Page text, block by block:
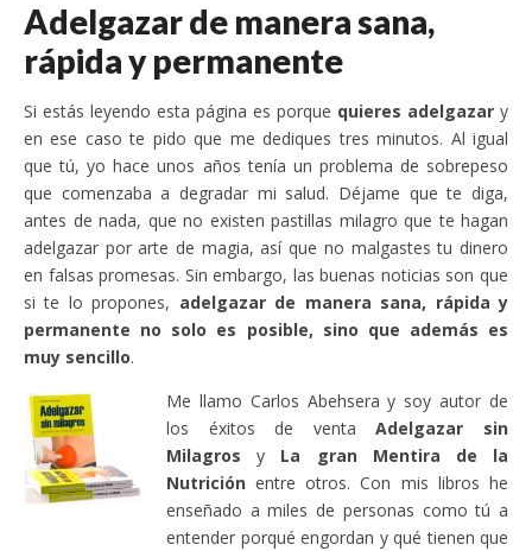
Adelgazar de manera sana,
rápida y permanente
Si estás leyendo esta página es porque quieres adelgazar y
en ese caso te pido que me dediques tres minutos. Al igual
que tú, yo hace unos años tenía un problema de sobrepeso
que comenzaba a degradar mi salud. Déjame que te diga,
antes de nada, que no existen pastillas milagro que te hagan
adelgazar por arte de magia, así que no malgastes tu dinero
en falsas promesas. Sin embargo, las buenas noticias son que
si te lo propones, adelgazar de manera sana, rápida y
permanente no solo es posible, sino que además es
muy sencillo.
Me llamo Carlos Abehsera y soy autor de
los éxitos de ventaAdelgazar sin
Milagros y La gran Mentira de la
Nutrición entre otros. Con mis libros he
enseñado a miles de personas como tú a
entender porqué engordan y qué tienen que